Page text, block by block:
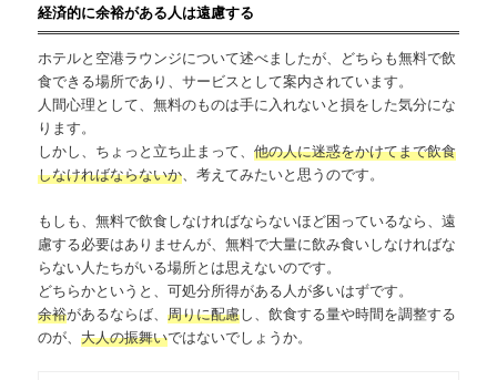
経済的に余裕がある人は遠慮する
ホテルと空港ラウンジについて述べましたが、どちらも無料で飲
食できる場所であり、サービスとして案内されています。
人間心理として、無料のものは手に入れないと損をした気分にな
ります。
しかし、ちょっと立ち止まって、他の人に迷惑をかけてまで飲食
しなければならないか、考えてみたいと思うのです。
もしも、無料で飲食しなければならないほど困っているなら、遠
慮する必要はありませんが、無料で大量に飲み食いしなければな
らない人たちがいる場所とは思えないのです。
どちらかというと、可処分所得がある人が多いはずです。
余裕があるならば、周りに配慮し、飲食する量や時間を調整する
のが、大人の振舞いではないでしょうか。